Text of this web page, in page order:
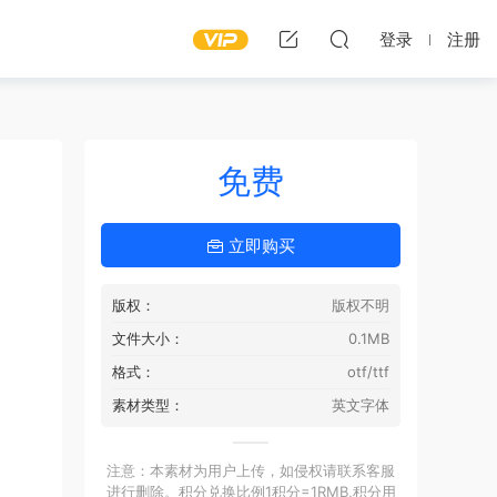
登录 注册
免费
立即购买
版权：
版权不明
文件大小：
0.1MB
格式：
otf/ttf
素材类型：
英文字体
注意：本素材为用户上传，如侵权请联系客服
进行删除。积分兑换比例1积分=1RMB,积分用